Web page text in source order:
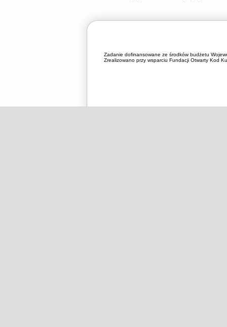
Zadanie dofinansowane ze środków budżetu
Zrealizowano przy wsparciu Fundacji Otwarty Kod